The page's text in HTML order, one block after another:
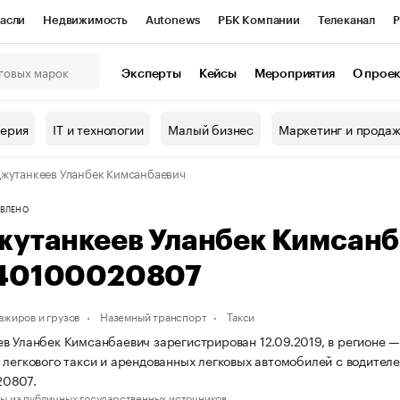
Недвижимость Autonews РБК Компании Телеканал
Проверка контрагентов
Эксперты Кейсы Мероприятия О
IT и технологии Малый бизнес Маркетинг и
Уланбек Кимсанбаевич
Уланбек
и грузов Наземный транспорт Такси
Уланбек Кимсанбаевич зарегистрирован 12.09.2019, в регионе
легкового такси и арендованных легковых автомобилей с